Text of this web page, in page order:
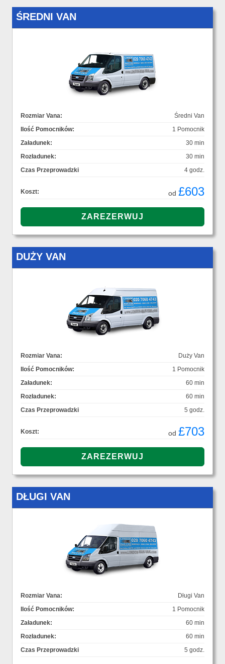
ŚREDNI VAN
Rozmiar Vana:
Średni Van
Ilość Pomocników:
1 Pomocnik
Załadunek:
30 min
Rozładunek:
30 min
Czas Przeprowadzki
4 godz.
Koszt: od £603
DUŻY VAN
Rozmiar Vana:
Duży Van
Ilość Pomocników:
1 Pomocnik
Załadunek:
60 min
Rozładunek:
60 min
Czas Przeprowadzki
5 godz.
Koszt: od £703
DŁUGI VAN
Rozmiar Vana:
Długi Van
Ilość Pomocników:
1 Pomocnik
Załadunek:
60 min
Rozładunek:
60 min
Czas Przeprowadzki
5 godz.